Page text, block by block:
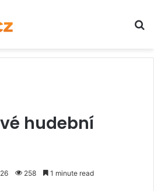
hudební
258 1 minute read